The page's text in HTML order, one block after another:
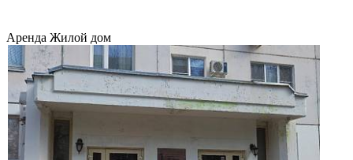
Аренда Жилой дом